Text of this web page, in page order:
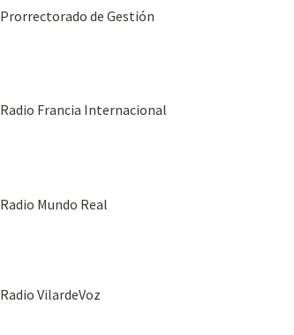
Prorrectorado de Gestión
Radio Francia Internacional
Radio Mundo Real
Radio VilardeVoz